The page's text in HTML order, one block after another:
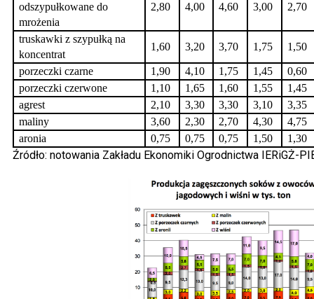
odszypułkowane do
mrożenia
2,80 4,00 4,60 3,00 2,70
truskawki z szypułką na
koncentrat
1,60 3,20 3,70 1,75 1,50
porzeczki czarne 1,90 4,10 1,75 1,45
0,60
porzeczki czerwone
1,10 1,65 1,60 1,55
1,45
agrest
2,10 3,30 3,30 3,10
3,35
maliny
3,60 2,30 2,70 4,30
4,75
aronia
0,75 0,75 0,75 1,50 1,30
Źródło: notowania Zakładu Ekonomiki Ogrodnictwa IERiGŻ-